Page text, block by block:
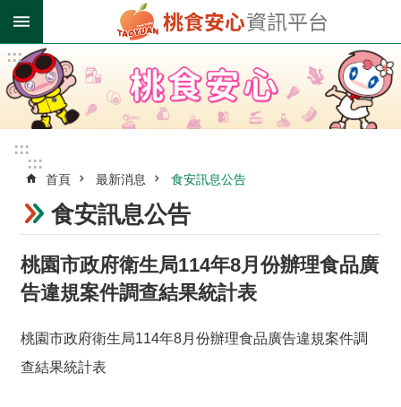
跳到主要內容區塊
進
階
搜
尋
業
者
登
專
區
影
響
:::
:::
:::
首頁 最新消息 食安訊息公告
食安訊息公告
桃園市政府衛生局114年8月份辦理食品廣
告違規案件調查結果統計表
桃園市政府衛生局114年8月份辦理食品廣告違規案件調
查結果統計表